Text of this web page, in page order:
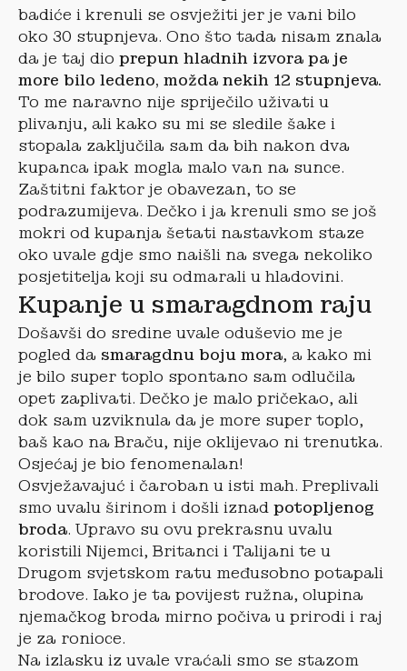
badiće i krenuli se osvježiti jer je vani bilo
oko 30 stupnjeva. Ono što tada nisam znala
da je taj dio prepun hladnih izvora pa je
more bilo ledeno, možda nekih 12 stupnjeva.
To me naravno nije spriječilo uživati u
plivanju, ali kako su mi se sledile šake i
stopala zaključila sam da bih nakon dva
kupanca ipak mogla malo van na sunce.
Zaštitni faktor je obavezan, to se
podrazumijeva. Dečko i ja krenuli smo se još
mokri od kupanja šetati nastavkom staze
oko uvale gdje smo naišli na svega nekoliko
posjetitelja koji su odmarali u hladovini.
Kupanje u smaragdnom raju
Došavši do sredine uvale oduševio me je
pogled da smaragdnu boju mora, a kako mi
je bilo super toplo spontano sam odlučila
opet zaplivati. Dečko je malo pričekao, ali
dok sam uzviknula da je more super toplo,
baš kao na Braču, nije oklijevao ni trenutka.
Osjećaj je bio fenomenalan!
Osvježavajuć i čaroban u isti mah. Preplivali
smo uvalu širinom i došli iznad potopljenog
broda. Upravo su ovu prekrasnu uvalu
koristili Nijemci, Britanci i Talijani te u
Drugom svjetskom ratu međusobno potapali
brodove. Iako je ta povijest ružna, olupina
njemačkog broda mirno počiva u prirodi i raj
je za ronioce.
Na izlasku iz uvale vraćali smo se stazom